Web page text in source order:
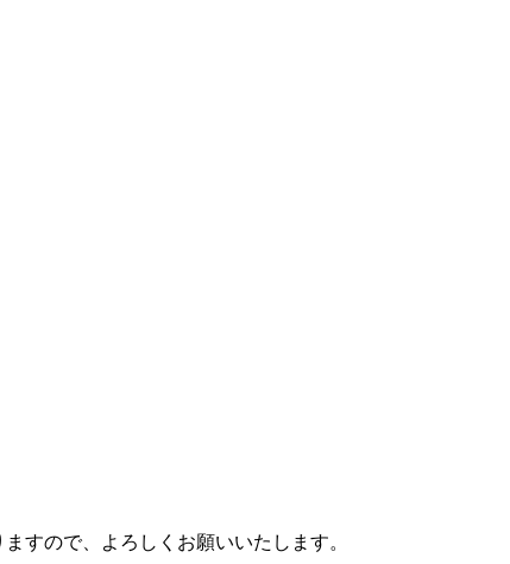
すので、よろしくお願いいたします。